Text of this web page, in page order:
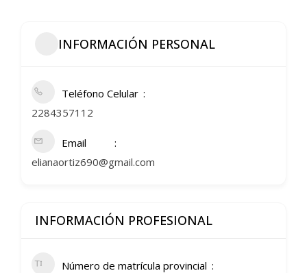
INFORMACIÓN PERSONAL
Teléfono Celular
2284357112
Email
elianaortiz690@gmail.com
INFORMACIÓN PROFESIONAL
Número de matrícula provincial